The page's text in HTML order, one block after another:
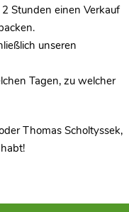
Stunden einen Verkauf
unseren
Tagen, zu welcher
Thomas Scholtyssek,